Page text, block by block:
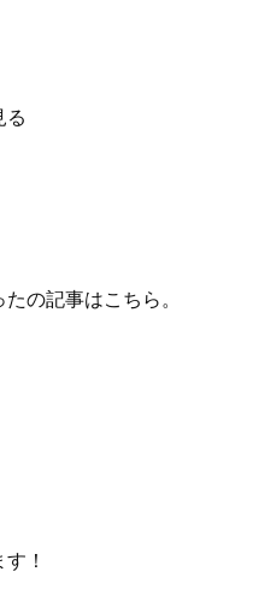
る
の記事はこちら。
！